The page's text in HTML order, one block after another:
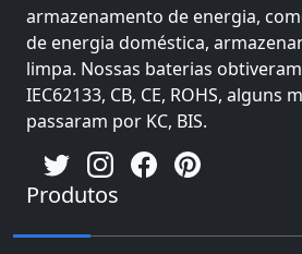
armazenamento de energia,
de energia doméstica,
limpa. Nossas baterias
IEC62133, CB, CE, ROHS, alguns
passaram por KC, BIS.
Produtos